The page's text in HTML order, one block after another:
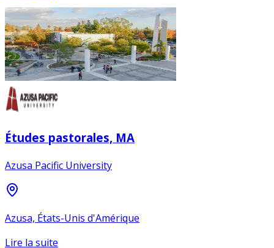
Études pastorales, MA
Azusa Pacific University
Azusa, États-Unis d'Amérique
Lire la suite